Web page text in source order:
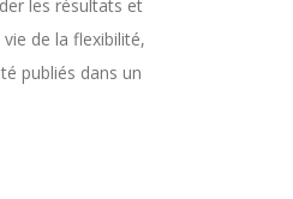
les résultats et
de la flexibilité,
publiés dans un